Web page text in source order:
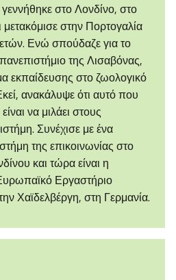
στο Λονδίνο, στο
στην Πορτογαλία
Ενώ σπούδαζε για το
της Λισαβόνας,
εκπαίδευσης στο ζωολογικό
ανακάλυψε ότι αυτό που
να μιλάει στους
Συνέχισε με ένα
της επικοινωνίας στο
και τώρα είναι η
Εργαστήριο
Χαϊδελβέργη, στη Γερμανία.